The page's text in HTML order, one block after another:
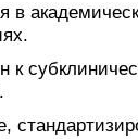
в
к